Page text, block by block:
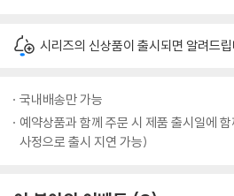
시리즈의 신상품이 출시되면 알려드
국내배송만 가능
예약상품과 함께 주문 시 제품 출시일에
사정으로 출시 지연 가능)